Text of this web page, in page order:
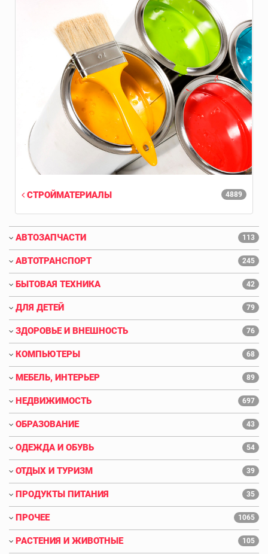
4889
СТРОЙМАТЕРИАЛЫ
АВТОЗАПЧАСТИ 113
АВТОТРАНСПОРТ 245
БЫТОВАЯ ТЕХНИКА 42
ДЛЯ ДЕТЕЙ 79
ЗДОРОВЬЕ И ВНЕШНОСТЬ 76
КОМПЬЮТЕРЫ 68
МЕБЕЛЬ, ИНТЕРЬЕР 89
НЕДВИЖИМОСТЬ 697
ОБРАЗОВАНИЕ 43
ОДЕЖДА И ОБУВЬ 54
ОТДЫХ И ТУРИЗМ 39
ПРОДУКТЫ ПИТАНИЯ 35
ПРОЧЕЕ 1065
РАСТЕНИЯ И ЖИВОТНЫЕ 105